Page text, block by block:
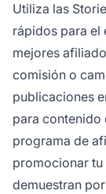
Utiliza las
rápidos para el
mejores
comisión o
publicaciones
para contenido
programa de
promocionar
demuestran